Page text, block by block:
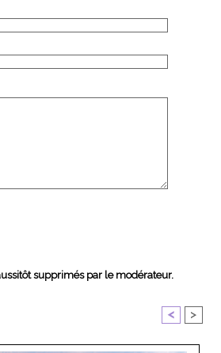
supprimés par le modérateur.
< >